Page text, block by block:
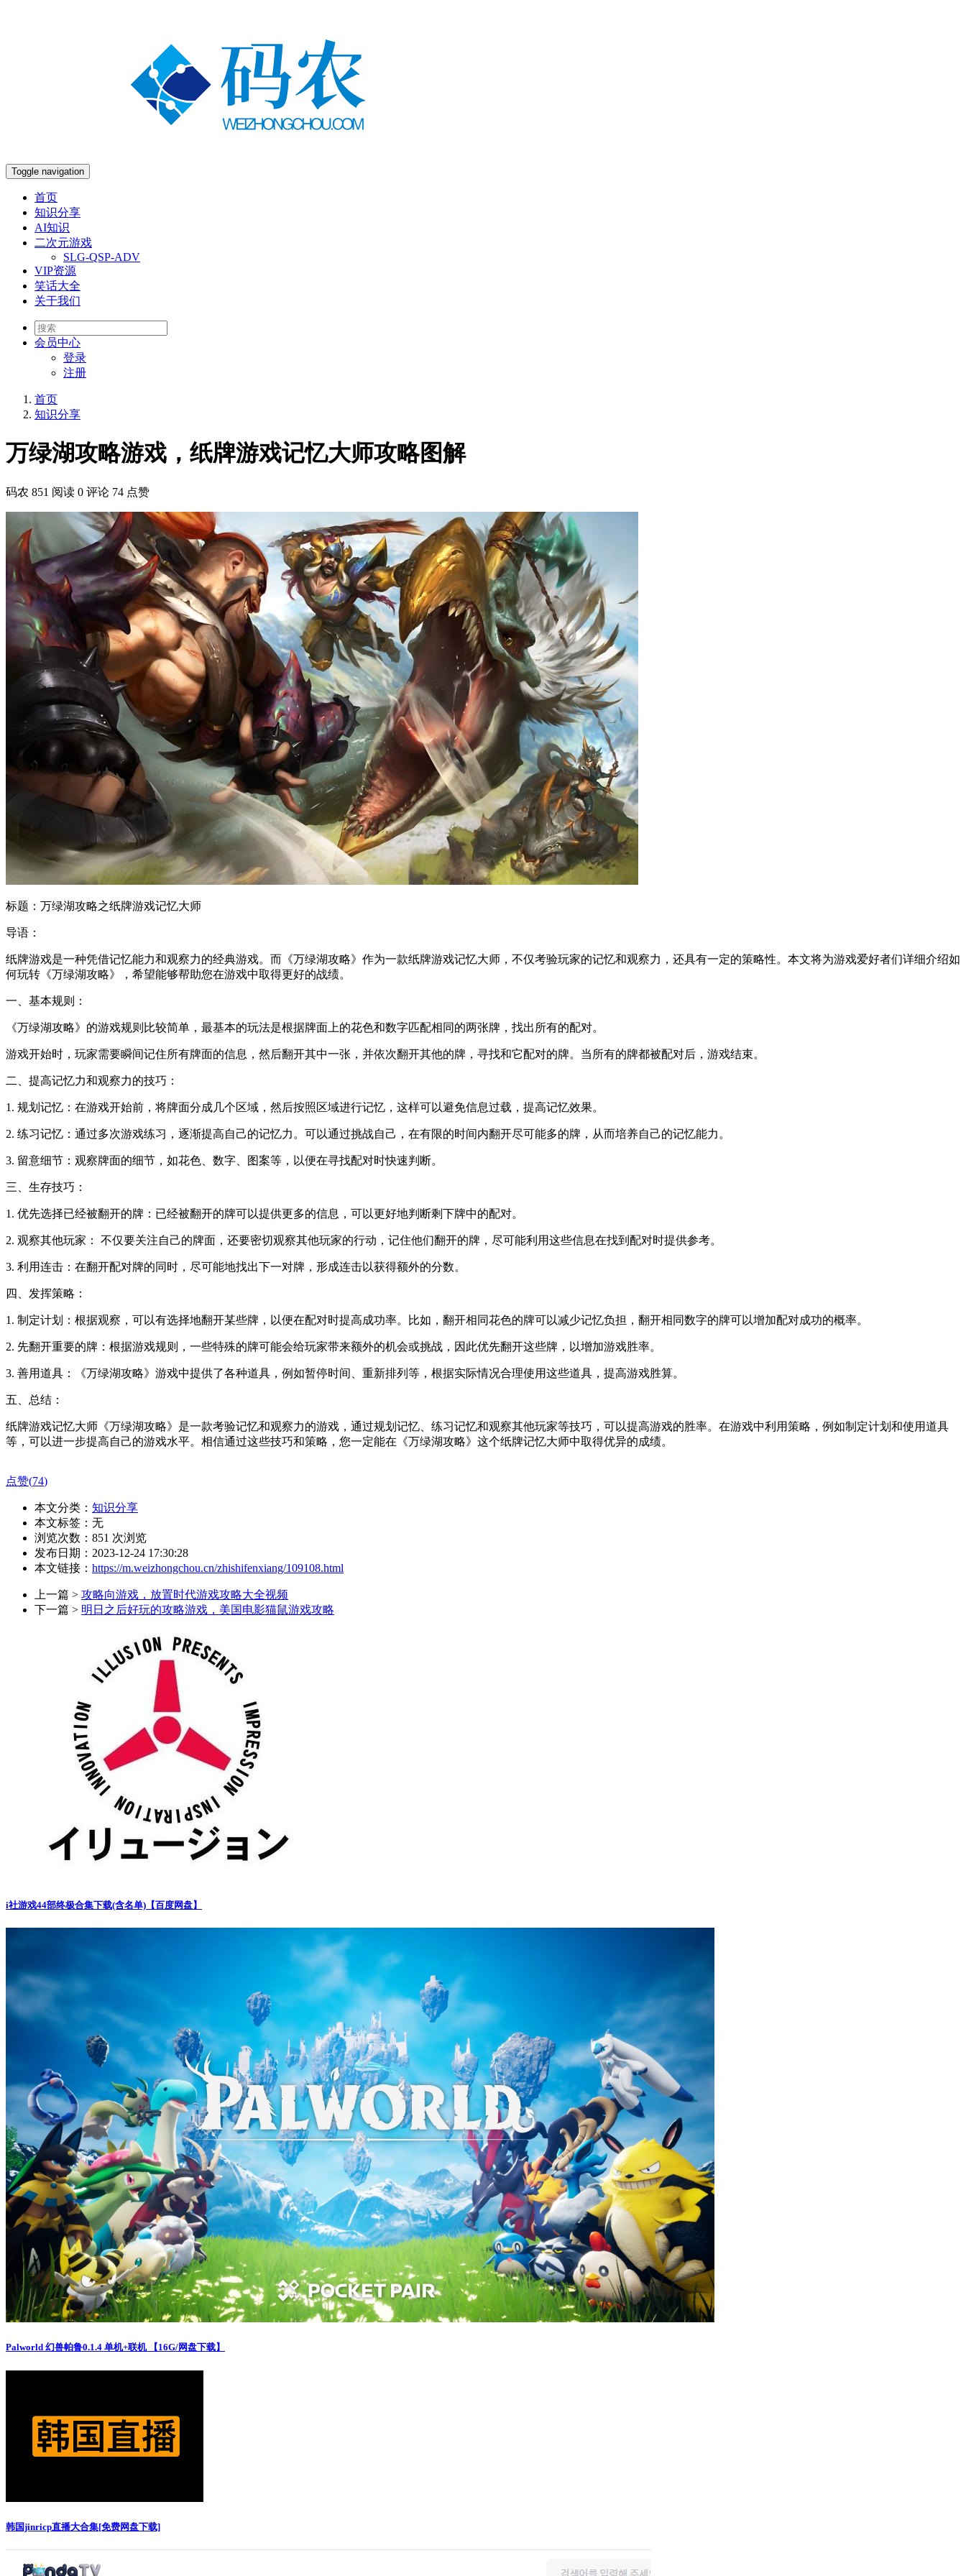
Toggle navigation
首页
知识分享
AI知识
二次元游戏
SLG-QSP-ADV
VIP资源
笑话大全
关于我们
会员中心
登录
注册
首页
知识分享
万绿湖攻略游戏，纸牌游戏记忆大师攻略图解
码农 851 阅读 0 评论 74 点赞
标题：万绿湖攻略之纸牌游戏记忆大师
导语：
纸牌游戏是一种凭借记忆能力和观察力的经典游戏。而《万绿湖攻略》作为一款纸牌游戏记忆大师，不仅考验玩家的记忆和观察力，还具有一定的策略性。本文将为游戏爱好者们详细介绍如
何玩转《万绿湖攻略》，希望能够帮助您在游戏中取得更好的战绩。
一、基本规则：
《万绿湖攻略》的游戏规则比较简单，最基本的玩法是根据牌面上的花色和数字匹配相同的两张牌，找出所有的配对。
游戏开始时，玩家需要瞬间记住所有牌面的信息，然后翻开其中一张，并依次翻开其他的牌，寻找和它配对的牌。当所有的牌都被配对后，游戏结束。
二、提高记忆力和观察力的技巧：
1. 规划记忆：在游戏开始前，将牌面分成几个区域，然后按照区域进行记忆，这样可以避免信息过载，提高记忆效果。
2. 练习记忆：通过多次游戏练习，逐渐提高自己的记忆力。可以通过挑战自己，在有限的时间内翻开尽可能多的牌，从而培养自己的记忆能力。
3. 留意细节：观察牌面的细节，如花色、数字、图案等，以便在寻找配对时快速判断。
三、生存技巧：
1. 优先选择已经被翻开的牌：已经被翻开的牌可以提供更多的信息，可以更好地判断剩下牌中的配对。
2. 观察其他玩家： 不仅要关注自己的牌面，还要密切观察其他玩家的行动，记住他们翻开的牌，尽可能利用这些信息在找到配对时提供参考。
3. 利用连击：在翻开配对牌的同时，尽可能地找出下一对牌，形成连击以获得额外的分数。
四、发挥策略：
1. 制定计划：根据观察，可以有选择地翻开某些牌，以便在配对时提高成功率。比如，翻开相同花色的牌可以减少记忆负担，翻开相同数字的牌可以增加配对成功的概率。
2. 先翻开重要的牌：根据游戏规则，一些特殊的牌可能会给玩家带来额外的机会或挑战，因此优先翻开这些牌，以增加游戏胜率。
3. 善用道具：《万绿湖攻略》游戏中提供了各种道具，例如暂停时间、重新排列等，根据实际情况合理使用这些道具，提高游戏胜算。
五、总结：
纸牌游戏记忆大师《万绿湖攻略》是一款考验记忆和观察力的游戏，通过规划记忆、练习记忆和观察其他玩家等技巧，可以提高游戏的胜率。在游戏中利用策略，例如制定计划和使用道具
等，可以进一步提高自己的游戏水平。相信通过这些技巧和策略，您一定能在《万绿湖攻略》这个纸牌记忆大师中取得优异的成绩。
点赞(74)
本文分类： 知识分享
本文标签：无
浏览次数： 851 次浏览
发布日期：2023-12-24 17:30:28
本文链接： https://m.weizhongchou.cn/zhishifenxiang/109108.html
上一篇 > 攻略向游戏，放置时代游戏攻略大全视频
下一篇 > 明日之后好玩的攻略游戏，美国电影猫鼠游戏攻略
i社游戏44部终极合集下载(含名单)【百度网盘】
Palworld 幻兽帕鲁0.1.4 单机+联机 【16G/网盘下载】
韩国jinricp直播大合集[免费网盘下载]